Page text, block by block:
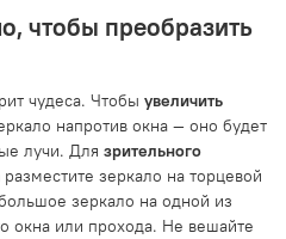
чтобы преобразить
чудеса. Чтобы увеличить
напротив окна — оно будет
лучи. Для зрительного
разместите зеркало на торцевой
зеркало на одной из
окна или прохода. Не вешайте